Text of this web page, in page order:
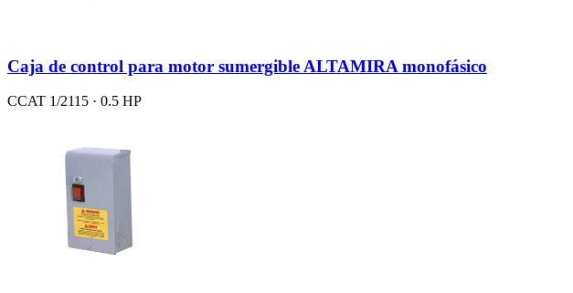
Caja de control para motor sumergible ALTAMIRA monofásico
CCAT 1/2115 · 0.5 HP